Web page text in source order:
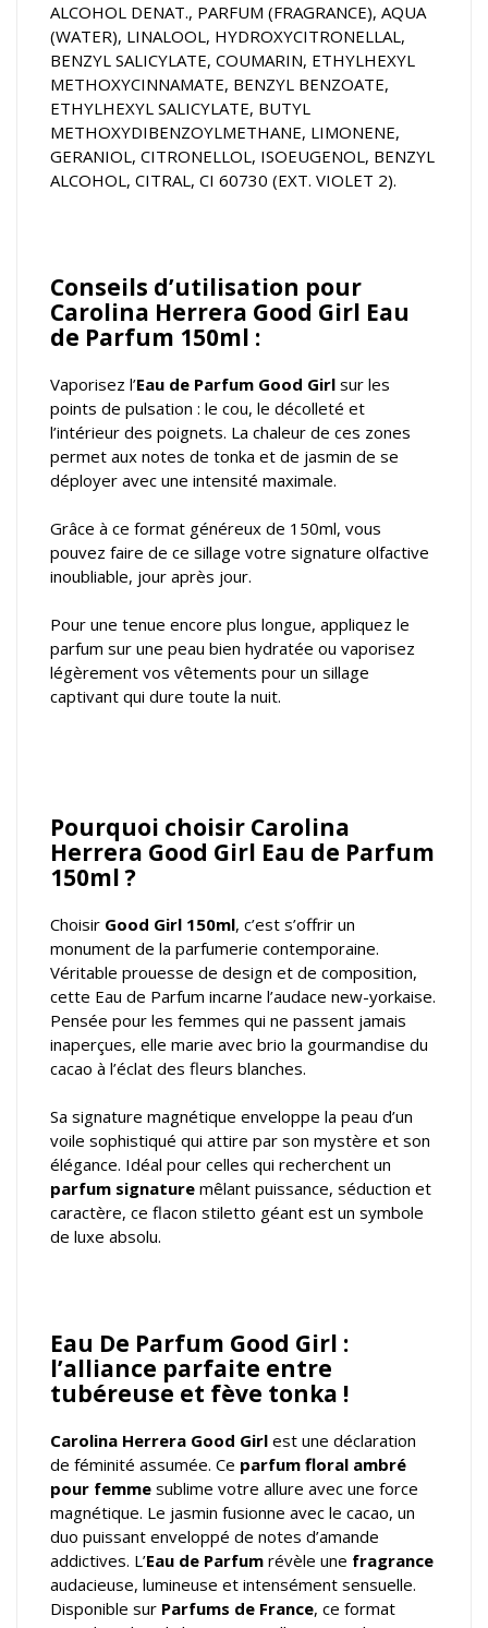
ALCOHOL DENAT., PARFUM (FRAGRANCE), AQUA
(WATER), LINALOOL, HYDROXYCITRONELLAL,
BENZYL SALICYLATE, COUMARIN, ETHYLHEXYL
METHOXYCINNAMATE, BENZYL BENZOATE,
ETHYLHEXYL SALICYLATE, BUTYL
METHOXYDIBENZOYLMETHANE, LIMONENE,
GERANIOL, CITRONELLOL, ISOEUGENOL, BENZYL
ALCOHOL, CITRAL, CI 60730 (EXT. VIOLET 2).
Conseils d’utilisation pour
Carolina Herrera Good Girl Eau
de Parfum 150ml :
Vaporisez l’Eau de Parfum Good Girl sur les
points de pulsation : le cou, le décolleté et
l’intérieur des poignets. La chaleur de ces zones
permet aux notes de tonka et de jasmin de se
déployer avec une intensité maximale.
Grâce à ce format généreux de 150ml, vous
pouvez faire de ce sillage votre signature olfactive
inoubliable, jour après jour.
Pour une tenue encore plus longue, appliquez le
parfum sur une peau bien hydratée ou vaporisez
légèrement vos vêtements pour un sillage
captivant qui dure toute la nuit.
Pourquoi choisir Carolina
Herrera Good Girl Eau de Parfum
150ml ?
Choisir Good Girl 150ml, c’est s’offrir un
monument de la parfumerie contemporaine.
Véritable prouesse de design et de composition,
cette Eau de Parfum incarne l’audace new-yorkaise.
Pensée pour les femmes qui ne passent jamais
inaperçues, elle marie avec brio la gourmandise du
cacao à l’éclat des fleurs blanches.
Sa signature magnétique enveloppe la peau d’un
voile sophistiqué qui attire par son mystère et son
élégance. Idéal pour celles qui recherchent un
parfum signature mêlant puissance, séduction et
caractère, ce flacon stiletto géant est un symbole
de luxe absolu.
Eau De Parfum Good Girl :
l’alliance parfaite entre
tubéreuse et fève tonka !
Carolina Herrera Good Girl est une déclaration
de féminité assumée. Ce parfum floral ambré
pour femme sublime votre allure avec une force
magnétique. Le jasmin fusionne avec le cacao, un
duo puissant enveloppé de notes d’amande
addictives. L’Eau de Parfum révèle une fragrance
audacieuse, lumineuse et intensément sensuelle.
Disponible sur Parfums de France, ce format